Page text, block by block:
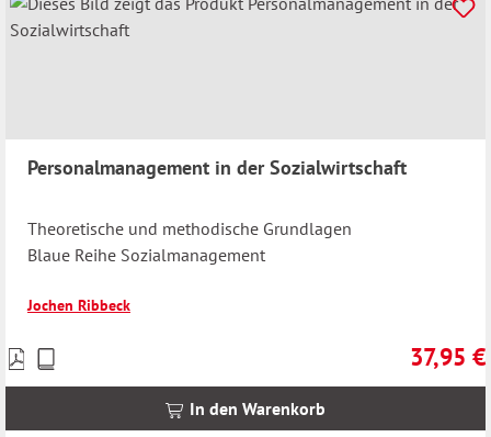
Personalmanagement in der Sozialwirtschaft
Theoretische und methodische Grundlagen
Blaue Reihe Sozialmanagement
Jochen Ribbeck
37,95 €
Preise
inkl.
In den Warenkorb